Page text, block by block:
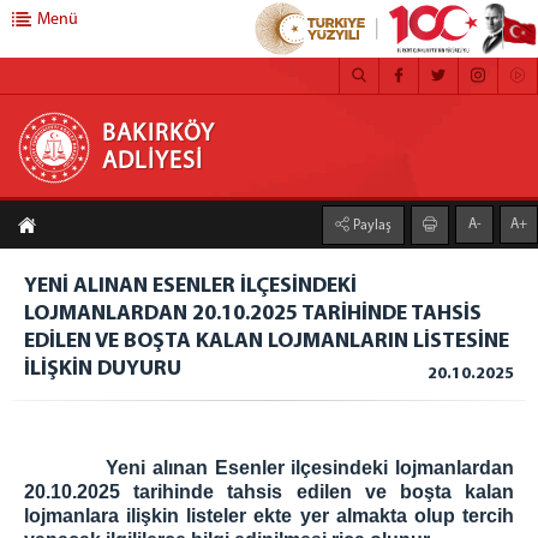
BAKIRKÖY ADLİYESİ
ADLİYE
Birimlerimiz
Yerleşim Planı
Yerleşim Planı Bahçelievler Ek Bina
Ceza Mahkemeleri
Hukuk Mahkemeleri
Adli Destek ve Mağdur Hizmetleri Müd.
İcra Müdürlükleri
Menü
BAKIRKÖY
ADLİYESİ
Paylaş A- A+
YENİ ALINAN ESENLER İLÇESİNDEKİ
LOJMANLARDAN 20.10.2025 TARİHİNDE TAHSİS
EDİLEN VE BOŞTA KALAN LOJMANLARIN LİSTESİNE
İLİŞKİN DUYURU
20.10.2025
Yeni alınan Esenler ilçesindeki lojmanlardan
20.10.2025 tarihinde tahsis edilen ve boşta kalan
lojmanlara ilişkin listeler ekte yer almakta olup tercih